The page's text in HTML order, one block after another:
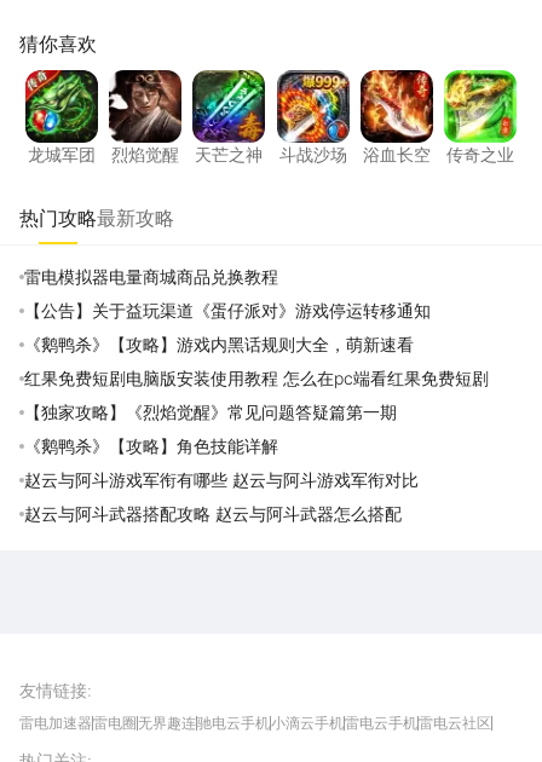
猜你喜欢
龙城军团
龙城军团
烈焰觉醒
烈焰觉醒
天芒之神
天芒之神
斗战沙场
斗战沙场
浴血长空
浴血长空
传奇之
传奇之业
热门攻略最新攻略
雷电模拟器电量商城商品兑换教程
【公告】关于益玩渠道《蛋仔派对》游戏停运转移通知
《鹅鸭杀》【攻略】游戏内黑话规则大全，萌新速看
红果免费短剧电脑版安装使用教程 怎么在pc端看红果免费短剧
【独家攻略】《烈焰觉醒》常见问题答疑篇第一期
《鹅鸭杀》【攻略】角色技能详解
赵云与阿斗游戏军衔有哪些 赵云与阿斗游戏军衔对比
赵云与阿斗武器搭配攻略 赵云与阿斗武器怎么搭配
友情链接:
雷电加速器雷电圈无界趣连驰电云手机小滴云手机雷电云手机雷电云社区